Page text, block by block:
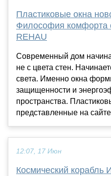
Пластиковые окна
Философия комфорта
REHAU
Современный дом
не с цвета стен.
света. Именно окна
защищенности и
пространства.
представленные на
12:07, 17 Июн
Космический корабль